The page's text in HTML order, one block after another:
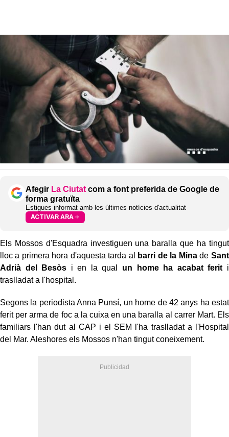
Afegir La Ciutat com a font preferida de Google de
forma gratuïta
Estigues informat amb les últimes notícies d'actualitat
ACTIVAR ARA
Els Mossos d'Esquadra investiguen una baralla que ha tingut
lloc a primera hora d'aquesta tarda al
barri de la Minade Sant
Adrià del Besòs i en la qual un home ha acabat ferit i
traslladat a l'hospital.
Segons la periodista Anna Punsí, un home de 42 anys ha estat
ferit per arma de foc a la cuixa en una baralla al carrer Mart. Els
familiars l'han dut al CAP i el SEM l'ha traslladat a l'Hospital
del Mar. Aleshores els Mossos n'han tingut coneixement.